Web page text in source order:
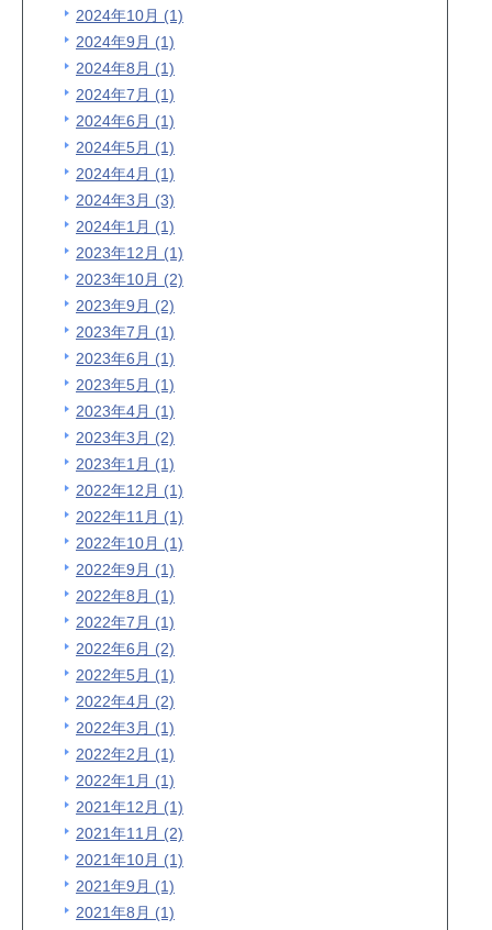
2024年10月 (1)
2024年9月 (1)
2024年8月 (1)
2024年7月 (1)
2024年6月 (1)
2024年5月 (1)
2024年4月 (1)
2024年3月 (3)
2024年1月 (1)
2023年12月 (1)
2023年10月 (2)
2023年9月 (2)
2023年7月 (1)
2023年6月 (1)
2023年5月 (1)
2023年4月 (1)
2023年3月 (2)
2023年1月 (1)
2022年12月 (1)
2022年11月 (1)
2022年10月 (1)
2022年9月 (1)
2022年8月 (1)
2022年7月 (1)
2022年6月 (2)
2022年5月 (1)
2022年4月 (2)
2022年3月 (1)
2022年2月 (1)
2022年1月 (1)
2021年12月 (1)
2021年11月 (2)
2021年10月 (1)
2021年9月 (1)
2021年8月 (1)